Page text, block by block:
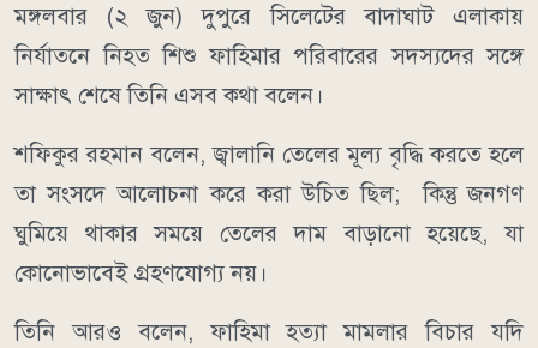
মঙ্গলবার (২ জুন) দুপুরে সিলেটের বাদাঘাট এলাকায়
নির্যাতনে নিহত শিশু ফাহিমার পরিবারের সদস্যদের সঙ্গে
সাক্ষাৎ শেষে তিনি এসব কথা বলেন।
শফিকুর রহমান বলেন, জ্বালানি তেলের মূল্য বৃদ্ধি করতে হলে
তা সংসদে আলোচনা করে করা উচিত ছিল; কিন্তু জনগণ
ঘুমিয়ে থাকার সময়ে তেলের দাম বাড়ানো হয়েছে, যা
কোনোভাবেই গ্রহণযোগ্য নয়।
তিনি আরও বলেন, ফাহিমা হত্যা মামলার বিচার যদি